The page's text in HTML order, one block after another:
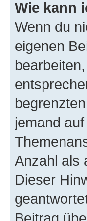
Wie kann
Wenn du
eigenen
jemand
Anzahl als
Dieser